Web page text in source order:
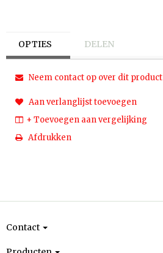
OPTIES DELEN
Neem contact op over dit product
Aan verlanglijst toevoegen
+ Toevoegen aan vergelijking
Afdrukken
Contact